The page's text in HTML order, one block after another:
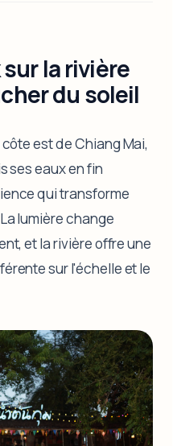
sur la rivière
du soleil
est de Chiang Mai,
ses eaux en fin
qui transforme
lumière change
et la rivière offre une
sur l'échelle et le